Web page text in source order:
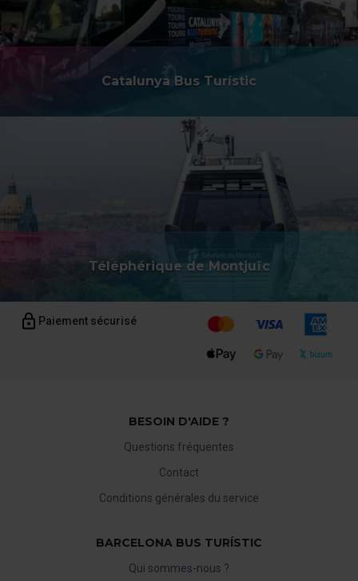
Catalunya Bus Turístic
Téléphérique de Montjuïc
Paiement sécurisé
BESOIN D'AIDE ?
Questions fréquentes
Contact
Conditions générales du service
BARCELONA BUS TURÍSTIC
Qui sommes-nous ?